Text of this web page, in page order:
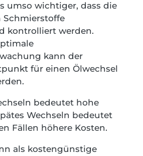
umso wichtiger, dass die
Schmierstoffe
kontrolliert werden.
kann der
für einen Ölwechsel
bedeutet hohe
Wechseln bedeutet
Fällen höhere Kosten.
als kostengünstige